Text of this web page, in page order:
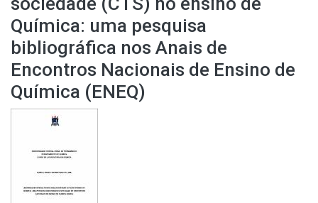
Química: uma pesquisa
bibliográfica nos Anais de
Encontros Nacionais de Ensino de
Química (ENEQ)